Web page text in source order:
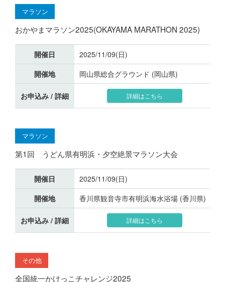
マラソン
おかやまマラソン2025(OKAYAMA MARATHON 2025)
開催日
2025/11/09(日)
開催地
岡山県総合グラウンド (岡山県)
お申込み / 詳細 詳細はこちら
マラソン
第1回 うどん県有明浜・夕空絶景マラソン大会
開催日
2025/11/09(日)
開催地
香川県観音寺市有明浜海水浴場 (香川県)
お申込み / 詳細 詳細はこちら
その他
全国統一かけっこチャレンジ2025